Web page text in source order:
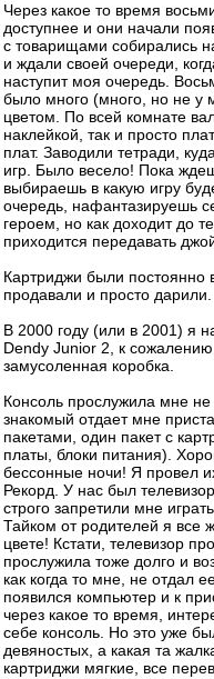
Через какое то время
доступнее и они начали
с товарищами собирались
и ждали своей очереди,
наступит моя очередь.
было много (много, но не
цветом. По всей комнате
наклейкой, так и просто
плат. Заводили тетради,
игр. Было весело! Пока
выбираешь в какую игру
очередь, нафантазируешь
героем, но как доходит до
приходится передавать
Картриджи были постоянно
продавали и просто дарили.
В 2000 году (или в 2001) я
Dendy Junior 2, к
замусоленная коробка.
Консоль прослужила мне
знакомый отдает мне
пакетами, один пакет с
платы, блоки питания).
бессонные ночи! Я провел
Рекорд. У нас был
строго запретили мне
Тайком от родителей я все
цвете! Кстати, телевизор
прослужила тоже долго и
как когда то мне, не отдал
появился компьютер и к
через какое то время,
себе консоль. Но это уже
девяностых, а какая та
картриджи мягкие, все